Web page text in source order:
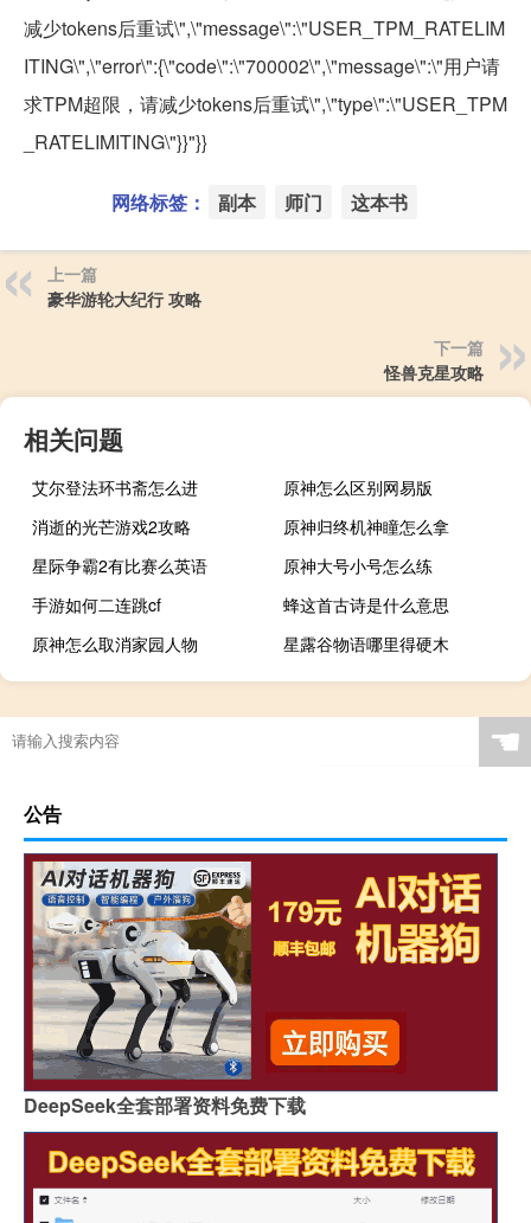
减少tokens后重试\",\"message\":\"USER_TPM_RATELIM
ITING\",\"error\":{\"code\":\"700002\",\"message\":\"用户请
求TPM超限，请减少tokens后重试\",\"type\":\"USER_TPM
_RATELIMITING\"}}"}}
网络标签： 副本 师门 这本书
上一篇
豪华游轮大纪行 攻略
下一篇
怪兽克星攻略
相关问题
艾尔登法环书斋怎么进
原神怎么区别网易版
消逝的光芒游戏2攻略
原神归终机神瞳怎么拿
星际争霸2有比赛么英语
原神大号小号怎么练
手游如何二连跳cf
蜂这首古诗是什么意思
原神怎么取消家园人物
星露谷物语哪里得硬木
☚
公告
DeepSeek全套部署资料免费下载